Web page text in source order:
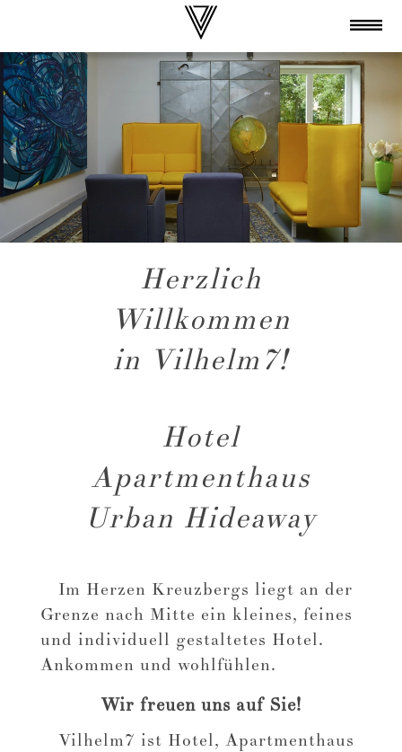
Herzlich
Willkommen
in Vilhelm7!
Hotel
Apartmenthaus
Urban Hideaway
Im Herzen Kreuzbergs liegt an der
Grenze nach Mitte ein kleines, feines
und individuell gestaltetes Hotel.
Ankommen und wohlfühlen.
Wir freuen uns auf Sie!
Vilhelm7 ist Hotel, Apartmenthaus